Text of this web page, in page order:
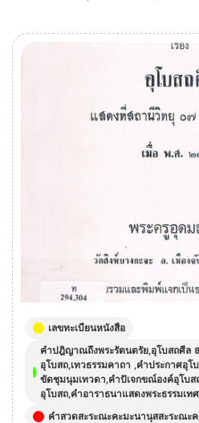
เลขทะเบียนหนังสือ
คำปฎิญาณถึงพระรัตนตรัย,อุโบสถศีล
อุโบสถ,เทวธรรมคาถา ,คำประกาศอุ
ขัดชุมนุมเทวดา,คำปัเจกขณ์องค์อุโบส
อุโบสถ,คำอาราธนาแสดงพระธรรมเท
คำสวดสะระณะคะมะนานุสสะระณะ